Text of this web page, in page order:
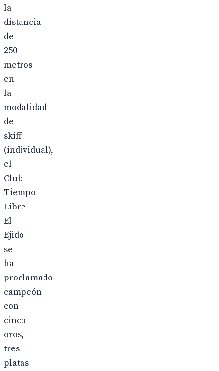
la
distancia
de
250
metros
en
la
modalidad
de
skiff
(individual),
el
Club
Tiempo
Libre
El
Ejido
se
ha
proclamado
campeón
con
cinco
oros,
tres
platas